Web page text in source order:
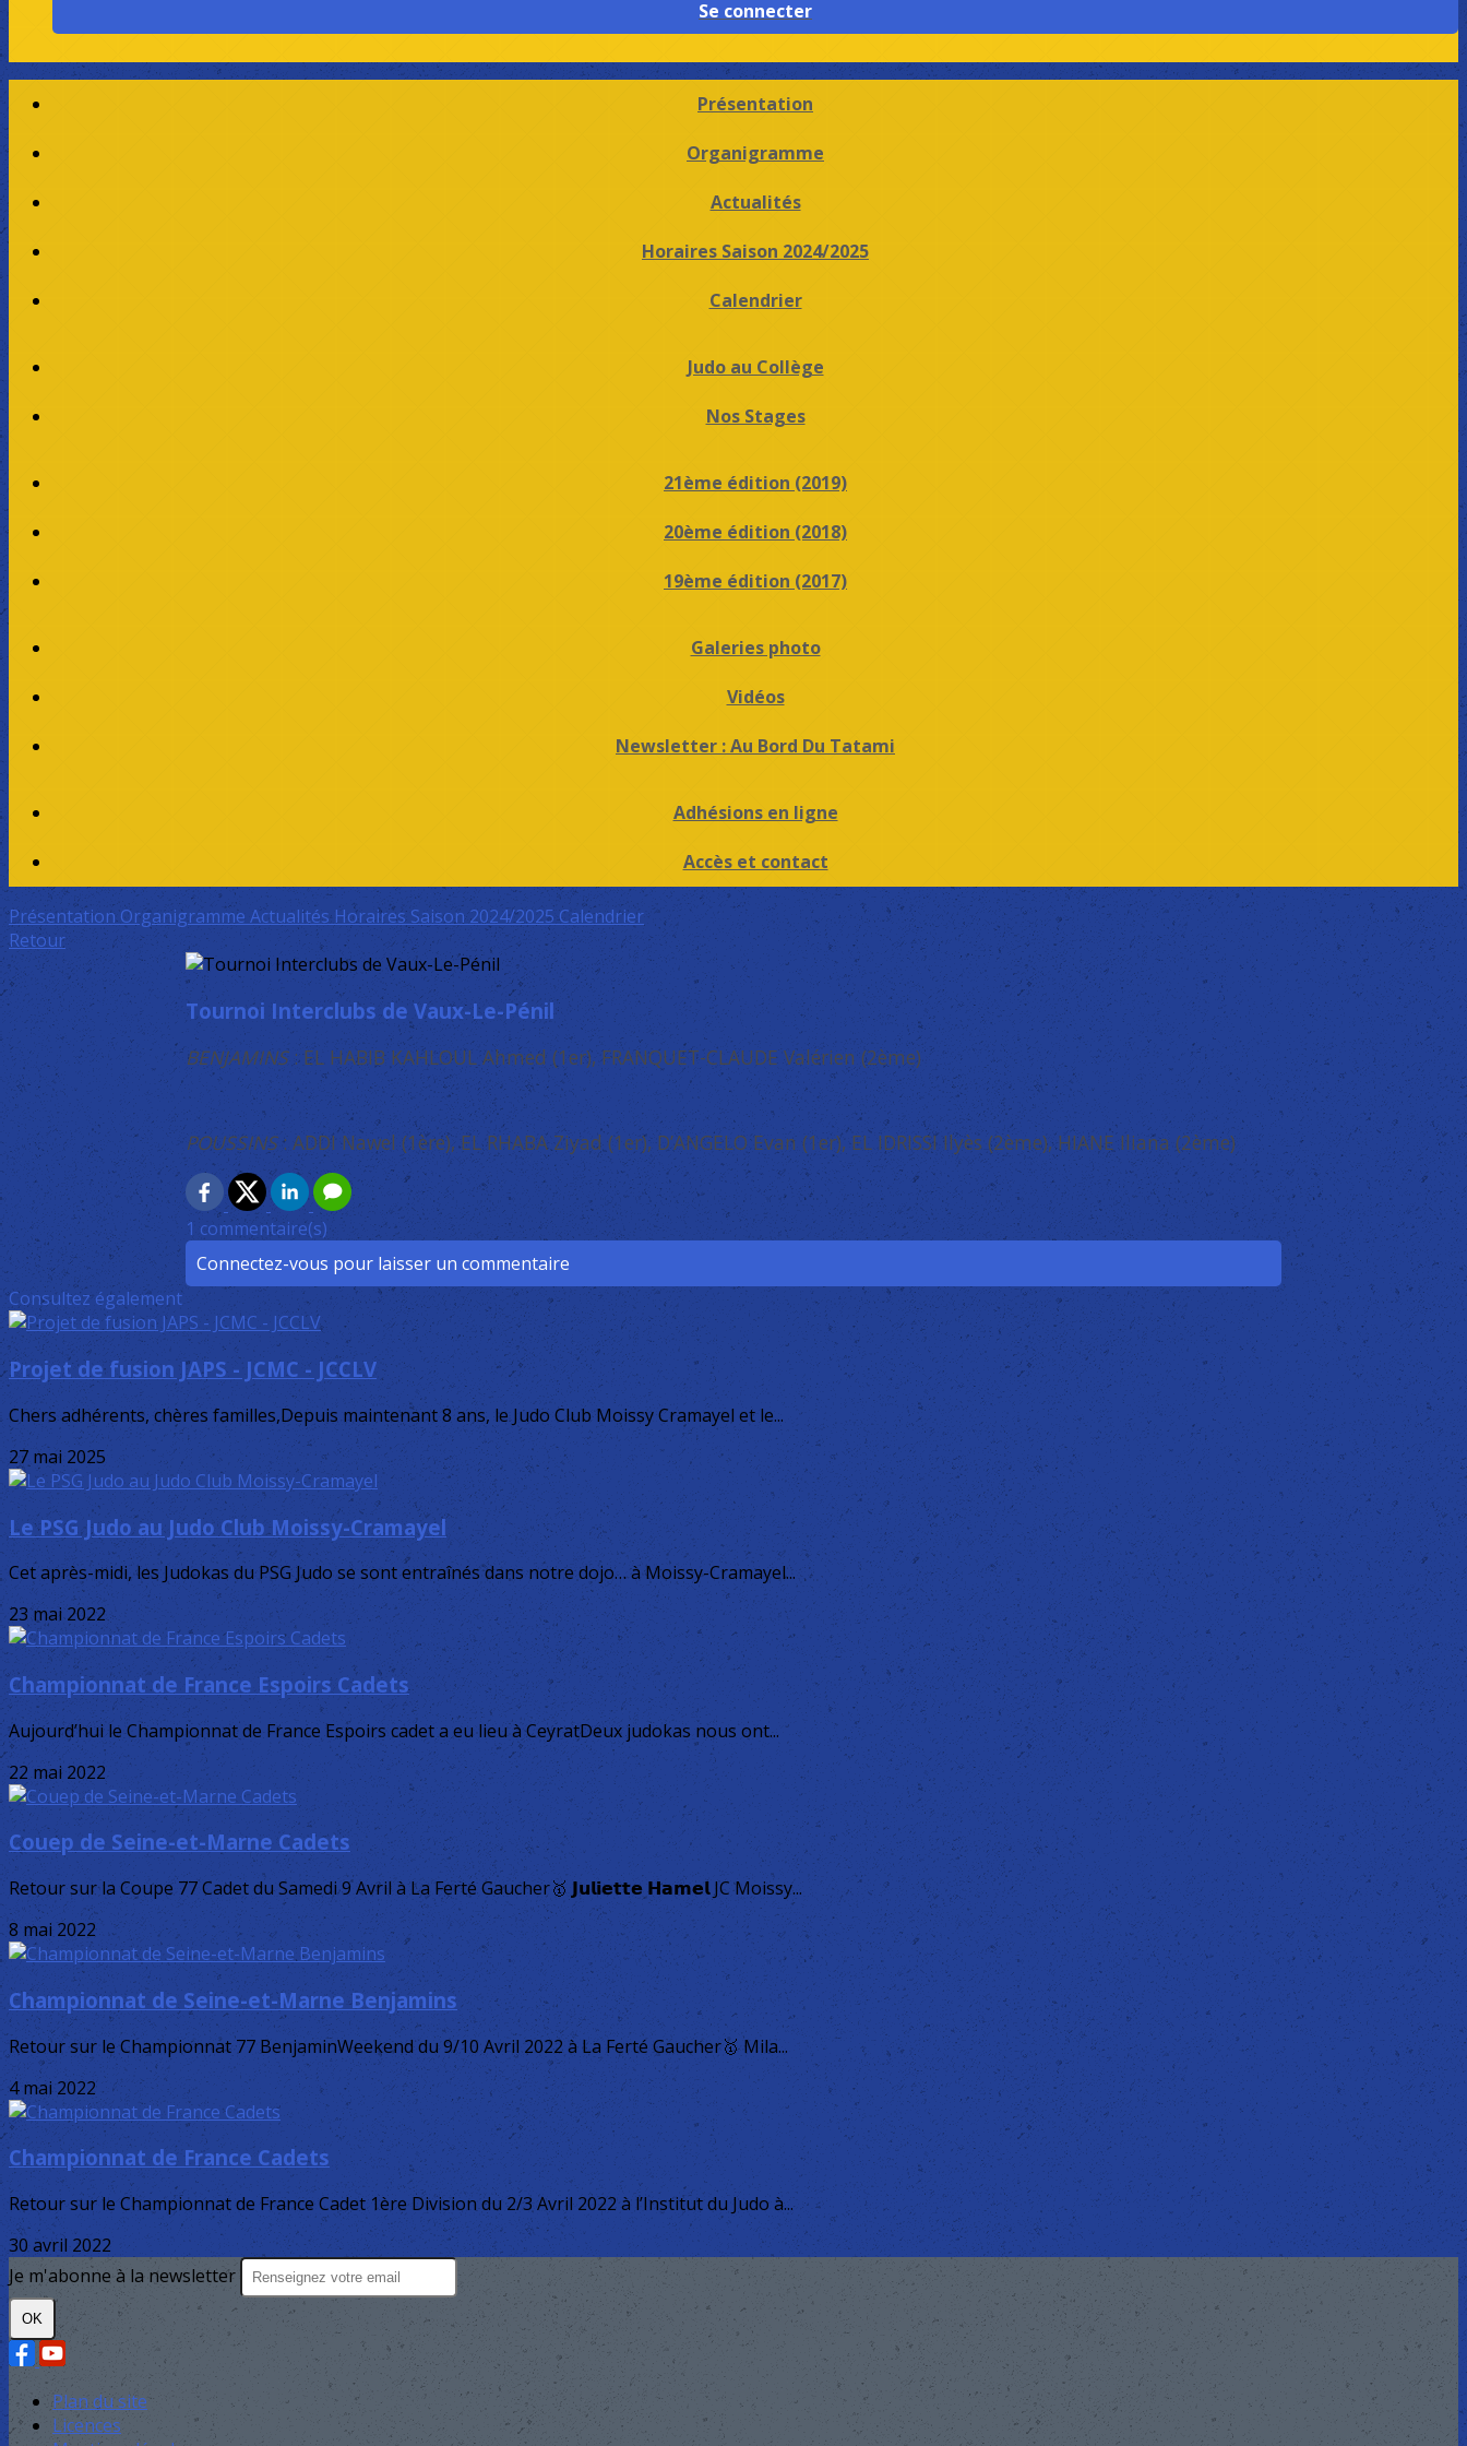
Se connecter
Présentation
Organigramme
Actualités
Horaires Saison 2024/2025
Calendrier
Judo au Collège
Nos Stages
21ème édition (2019)
20ème édition (2018)
19ème édition (2017)
Galeries photo
Vidéos
Newsletter : Au Bord Du Tatami
Adhésions en ligne
Accès et contact
PrésentationOrganigramme ActualitésHoraires Saison 2024/2025 Calendrier
Retour
Tournoi Interclubs de Vaux-Le-Pénil
BENJAMINS: EL HABIB KAHLOUL Ahmed (1er), FRANQUET-CLAUDE Valérien (2ème)
POUSSINS: ADDI Nawel (1ère), EL RHABA Ziyad (1er), D’ANGELO Evan (1er), EL IDRISSI Ilyès (2ème), HIANE Iliana (2ème)
1 commentaire(s)
Connectez-vous pour laisser un commentaire
Consultez également
Projet de fusion JAPS - JCMC - JCCLV
Chers adhérents, chères familles,Depuis maintenant 8 ans, le Judo Club Moissy Cramayel et le...
27 mai 2025
Le PSG Judo au Judo Club Moissy-Cramayel
Cet après-midi, les Judokas du PSG Judo se sont entraînés dans notre dojo… à Moissy-Cramayel...
23 mai 2022
Championnat de France Espoirs Cadets
Aujourd’hui le Championnat de France Espoirs cadet a eu lieu à CeyratDeux judokas nous ont...
22 mai 2022
Couep de Seine-et-Marne Cadets
Retour sur la Coupe 77 Cadet du Samedi 9 Avril à La Ferté Gaucher🥇 𝗝𝘂𝗹𝗶𝗲𝘁𝘁𝗲 𝗛𝗮𝗺𝗲𝗹 JC Moissy...
8 mai 2022
Championnat de Seine-et-Marne Benjamins
Retour sur le Championnat 77 BenjaminWeekend du 9/10 Avril 2022 à La Ferté Gaucher🥇 Mila...
4 mai 2022
Championnat de France Cadets
Retour sur le Championnat de France Cadet 1ère Division du 2/3 Avril 2022 à l’Institut du Judo à...
30 avril 2022
Je m'abonne à la newsletter
OK
Plan du site
Licences